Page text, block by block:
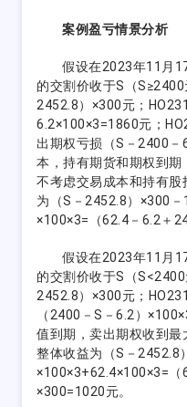
案例盈亏情景分析
假设在2023年11月
的交割价收于S（
2452.8）×300元；
6.2×100×3=1860元；
出期权亏损（S－2400
本，持有期货和期权到
不考虑交易成本和持有
为（S－2452.8）×300－
×100×3=（62.4－6.2＋
假设在2023年11月
的交割价收于S（
2452.8）×300元；
（2400－S－6.2）
值到期，卖出期权收到最
整体收益为（S－2452.8
×100×3+62.4×100×3=（
×300=1020元。